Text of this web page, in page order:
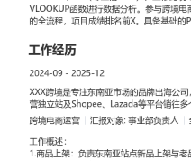
工作性质: 全职应聘职位: 跨境
工作经历
2024-09 - 2025-12